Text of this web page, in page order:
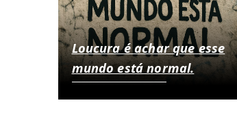
Loucura é achar que esse
mundo está normal.